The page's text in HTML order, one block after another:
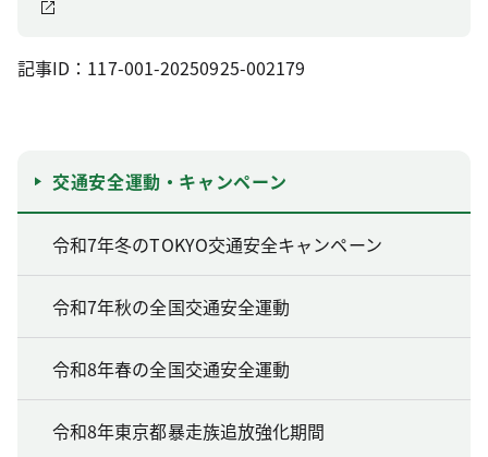
記事ID：117-001-20250925-002179
交通安全運動・キャンペーン
令和7年冬のTOKYO交通安全キャンペーン
令和7年秋の全国交通安全運動
令和8年春の全国交通安全運動
令和8年東京都暴走族追放強化期間